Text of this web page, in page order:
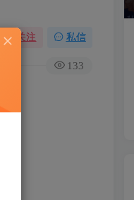
关注 私信
133